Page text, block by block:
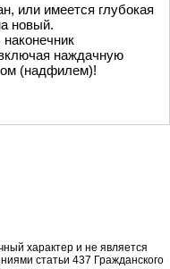
или имеется глубокая
новый.
наждачную
(надфилем)!
характер и не является
статьи 437 Гражданского